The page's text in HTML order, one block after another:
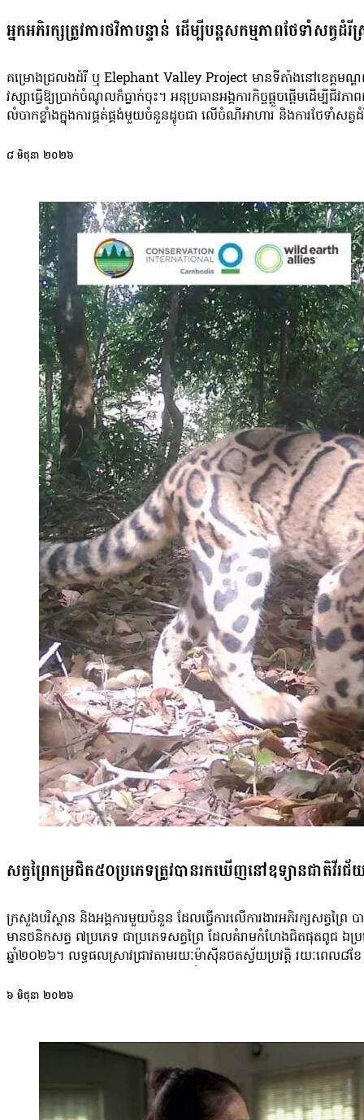
អ្នកអភិរក្សត្រូវការថវិកាបន្ទាន់ ដើម្បីបន្តសកម្មភាពថែទាំសត្វ
គម្រោងជ្រលងដំរី ឬ Elephant Valley Project មានទីតាំងនៅខេត្តមណ្ឌលគិ
វស្សាធ្វើឱ្យប្រាក់ចំណូលក៏ធ្លាក់ចុះ។ អនុប្រធានអង្គការកិច្ចផ្តួចផ្តើមដើម្បី
លំបាកខ្លាំងក្នុងការផ្គត់ផ្គង់មួយចំនួនដូចជា លើចំណីអាហារ និងការថែទាំសត្
នាង Jemma Bullock: «ពេលនេះ ពួកយើងត្រូវការរៃអង្គាសប្រាក់ជាប
កាត់បន្ថយការចំណាយខ្លាំងលើការថែទាំសត្វដំរី ការល្បាតព្រៃឈើ និងការ
ស្វែងរកប្រាក់ចំនេញ ដែលធ្វើការក្នុងប្រទេសកម្ពុជាតាំងពីឆ្នាំ២០០៦។
នេះ ដើរតួជាគំរូ នៃទេសចរណ៍វៃឆ្លាត បែបធម្មជាតិ និងត្រូវបានអភិវឌ្
មូលដ្ឋាន សត្វព្រៃ និងព្រៃឈើ អស់រយៈពេលជិតពីរទសវត្សមកហើយ។ អង្គក
សត្វព្រៃកែវសីមា។ ទីនេះក៏ជាផ្ទះចុងក្រោយរបស់ដំរីចាស់ៗ និងរងរបួសចំនួ
របស់ពួកវា។ គម្រោងជ្រលងដំរីនេះ ទទួលបានប្រាក់ចំណូលភាគច្រើន តាមរយ
ក្នុងសហគមន៍ ការការពារព្រៃឈើ និងកម្មវិធីសហគមន៍សំខាន់ៗផ្សេងទ
អាយុ ៣៦ឆ្នាំ។ លោកចូលបម្រើការក្នុងអង្គការ ELIE តាំងពីឆ្នាំ២០១៣
ទ្រទ្រង់សហគមន៍ ការពារសត្វព្រៃ ជាពិសេសដំរី ដែលថវិកាបានមកពីវិស័
គម្រោងអិលី (ELIE) ហ្នឹង ខ្ញុំចង់អំពាវនាវទៅដល់ភ្ញៀវទេសចរក្នុងស្
កម្ពុជាយើង នៅមានសង្គ្រាមអ៊ីចឹងណា។ អ៊ីចឹងខ្ញុំចង់អំពាវនាវទាំងអស់គ្នា
យើង ព្រោះដល់ពេលមានភ្ញៀវមកលេង យើងបានលុយ លុយហ្នឹង យើងជួយជា
អភិរក្សព្រៃទាំងអស់ នៅកម្ពុជាយើង ដើម្បីសល់គង់វង្ស ដើម្បីឱ្យមាន ការអ
ធ្លាប់ទៅលេងនៅគម្រោងជ្រលងដំរី បានរៀបរាប់អំពីបទពិសោធថា សត្វដំរីប្
៨ មិថុនា ២០២៦
សត្វព្រៃកម្រជិត៥០ប្រភេទត្រូវបានរកឃើញនៅឧទ្យានជាតិវី
ក្រសួងបរិស្ថាន និងអង្គការមួយចំនួន ដែលធ្វើការលើការងារអភិរក្សសត្វ
មានថនិកសត្វ ៧ប្រភេទ ជាប្រភេទសត្វព្រៃ ដែលគំរាមកំហែងជិតផុតពូជ ឯប្រ
ឆ្នាំ២០២៦។ លទ្ធផលស្រាវជ្រាវតាមរយៈម៉ាស៊ីនថតស្វ័យប្រវត្តិ រយៈពេល៨ខ
ថ្ពាល់លឿងឦសាន កែះ ខ្លាឃ្មុំតូច និងខ្លាពពក។ ក្រសួងបរិស្ថានឱ្យដឹងថា
ស្រាវជ្រាវនៅមានកម្រិត»។ យ៉ាងណា ក្រសួងថា កិច្ចសហការរវាងស្ថាប័ន
កំហែងទាំងនេះ។ ក្រសួងបរិស្ថាន៖ «ក្នុងទិវាបរិស្ថានពិភពលោក ក្រោមប្
ថែរក្សាមរតកធម្មជាតិរបស់កម្ពុជា សម្រាប់មនុស្សគ្រប់ជំនាន់»។ ក្រសួងបរិ
ព្រៃឈើ ត្រូវបានការពារ និងអភិរក្សដោយការពង្រឹងការអនុវត្តច្បាប់តឹងរ៉ឹង
៦ មិថុនា ២០២៦